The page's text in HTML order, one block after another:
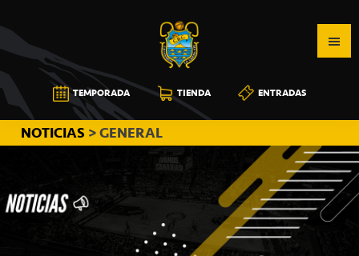
a
la
navegación
principal
al
contenido
principal
a
la
barra
lateral
principal
CB
CANARIAS
TEMPORADA TIENDA ENTRADAS
NOTICIAS > GENERAL